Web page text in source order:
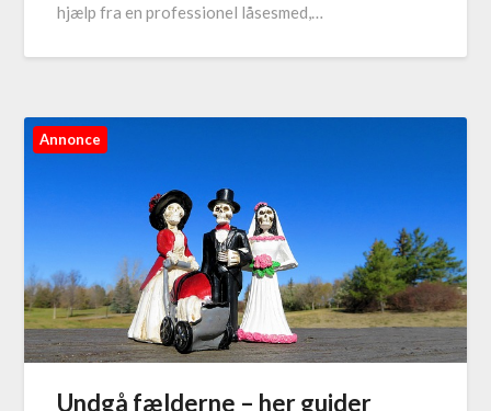
hjælp fra en professionel låsesmed,…
Annonce
Undgå fælderne – her guider